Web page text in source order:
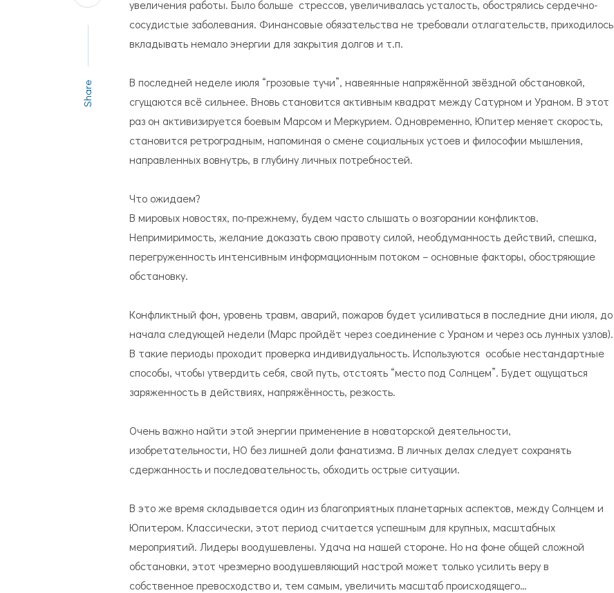
Share
увеличения работы. Было больше стрессов, увеличивалась усталость, обострялись сердечно-
сосудистые заболевания. Финансовые обязательства не требовали отлагательств, приходилось
вкладывать немало энергии для закрытия долгов и т.п.
В последней неделе июля “грозовые тучи”, навеянные напряжённой звёздной обстановкой,
сгущаются всё сильнее. Вновь становится активным квадрат между Сатурном и Ураном. В этот
раз он активизируется боевым Марсом и Меркурием. Одновременно, Юпитер меняет скорость,
становится ретроградным, напоминая о смене социальных устоев и философии мышления,
направленных вовнутрь, в глубину личных потребностей.
Что ожидаем?
В мировых новостях, по-прежнему, будем часто слышать о возгорании конфликтов.
Непримиримость, желание доказать свою правоту силой, необдуманность действий, спешка,
перегруженность интенсивным информационным потоком – основные факторы, обостряющие
обстановку.
Конфликтный фон, уровень травм, аварий, пожаров будет усиливаться в последние дни июля, до
начала следующей недели (Марс пройдёт через соединение с Ураном и через ось лунных узлов).
В такие периоды проходит проверка индивидуальность. Используются особые нестандартные
способы, чтобы утвердить себя, свой путь, отстоять “место под Солнцем”. Будет ощущаться
заряженность в действиях, напряжённость, резкость.
Очень важно найти этой энергии применение в новаторской деятельности,
изобретательности, НО без лишней доли фанатизма. В личных делах следует сохранять
сдержанность и последовательность, обходить острые ситуации.
В это же время складывается один из благоприятных планетарных аспектов, между Солнцем и
Юпитером. Классически, этот период считается успешным для крупных, масштабных
мероприятий. Лидеры воодушевлены. Удача на нашей стороне. Но на фоне общей сложной
обстановки, этот чрезмерно воодушевляющий настрой может только усилить веру в
собственное превосходство и, тем самым, увеличить масштаб происходящего…